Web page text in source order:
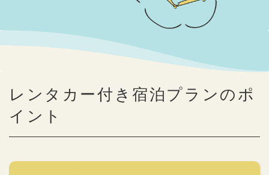
レンタカー付き宿泊プランのポ
イント